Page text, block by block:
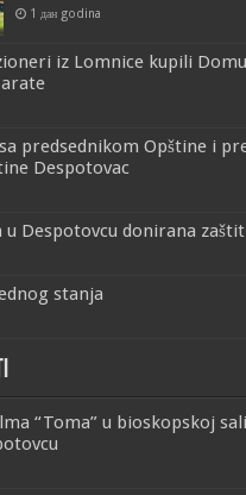
1 дан godina
iz Lomnice kupili
predsednikom Opštine i
Despotovac
u Despotovcu donirana
stanja
“Toma” u bioskopskoj